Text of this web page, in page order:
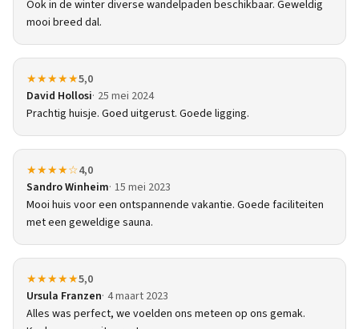
Ook in de winter diverse wandelpaden beschikbaar. Geweldig
mooi breed dal.
★★★★★5,0
David Hollosi 25 mei 2024
Prachtig huisje. Goed uitgerust. Goede ligging.
★★★★☆4,0
Sandro Winheim 15 mei 2023
Mooi huis voor een ontspannende vakantie. Goede faciliteiten
met een geweldige sauna.
★★★★★5,0
Ursula Franzen 4 maart 2023
Alles was perfect, we voelden ons meteen op ons gemak.